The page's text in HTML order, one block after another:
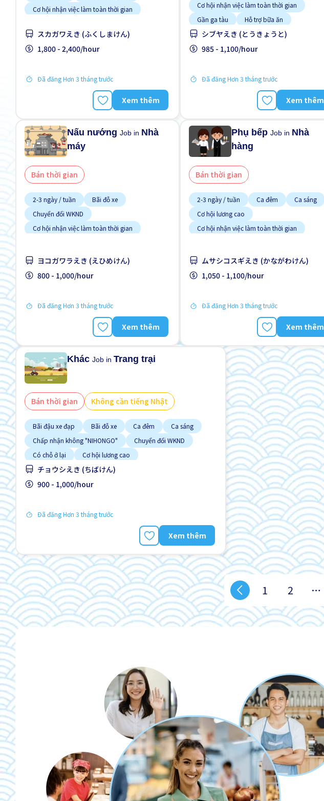
Cơ hội nhận việc làm toàn thời gian
Giao dịch đã thanh toán
Ít hơn theo thời gian
スカガワえき (ふくしまけん)
1,800 - 2,400/hour
Đã đăng Hơn 3 tháng trước
Xem thêm
Cơ hội nhận việc làm toàn thời gian
Gần ga tàu
Hỗ trợ bữa ăn
Lao động người nước ngoài
Ưu tiên có visa học sinh
シブヤえき (とうきょうと)
985 - 1,100/hour
Đã đăng Hơn 3 tháng trước
Xem thêm
Nấu nướngJob in Nhà
máy
Bán thời gian
2-3 ngày / tuần
Bãi đỗ xe
Chuyển đổi WKND
Cơ hội nhận việc làm toàn thời gian
Ít hơn theo thời gian
Không cần kinh nghiệm
ヨコガワラえき (えひめけん)
800 - 1,000/hour
Đã đăng Hơn 3 tháng trước
Xem thêm
Phụ bếpJob in Nhà
hàng
Bán thời gian
2-3 ngày / tuần Ca đêm
Ca sáng
Cơ hội lương cao
Cơ hội nhận việc làm toàn thời gian
quốc
Không cần kinh nghiệm
ムサシコスギえき (かながわけん)
1,050 - 1,100/hour
Đã đăng Hơn 3 tháng trước
Xem thêm
KhácJob inTrang trại
Bán thời gian Không cần tiếng Nhật
Bãi đậu xe đạp Bãi đỗ xe Ca đêm
Ca sáng
Chấp nhận không "NIHONGO"
Chuyển đổi WKND
Có chỗ ở lại
Cơ hội lương cao
Cơ hội nhận việc làm toàn thời gian
チョウシえき (ちばけん)
900 - 1,000/hour
Đã đăng Hơn 3 tháng trước
Xem thêm
1 2 …